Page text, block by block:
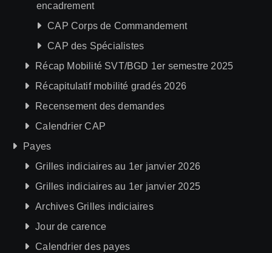
encadrement
CAP Corps de Commandement
CAP des Spécialistes
Récap Mobilité SVT/BGD 1er semestre 2025
Récapitulatif mobilité gradés 2026
Recensement des demandes
Calendrier CAP
Payes
Grilles indiciaires au 1er janvier 2026
Grilles indiciaires au 1er janvier 2025
Archives Grilles indiciaires
Jour de carence
Calendrier des payes